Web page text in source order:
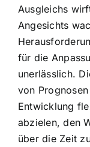
Ausgleichs
Angesichts
für die
unerlässlich.
von
Entwicklung
abzielen, den
über die Zeit